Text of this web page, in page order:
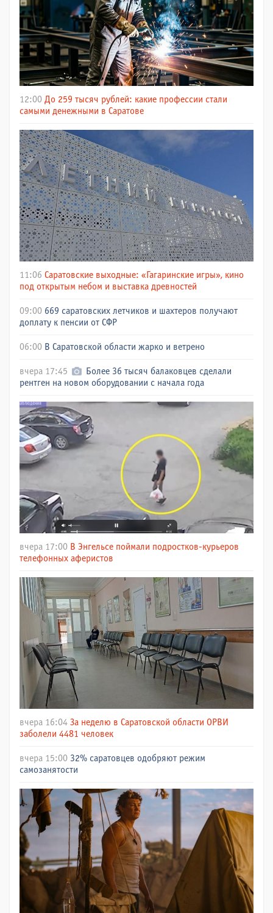
12:00 До 259 тысяч рублей: какие профессии стали
самыми денежными в Саратове
11:06 Саратовские выходные: «Гагаринские игры», кино
под открытым небом и выставка древностей
09:00 669 саратовских летчиков и шахтеров получают
доплату к пенсии от СФР
06:00 В Саратовской области жарко и ветрено
вчера 17:45
Более 36 тысяч балаковцев сделали
рентген на новом оборудовании с начала года
вчера 17:00 В Энгельсе поймали подростков-курьеров
телефонных аферистов
вчера 16:04 За неделю в Саратовской области ОРВИ
заболели 4481 человек
вчера 15:00 32% саратовцев одобряют режим
самозанятости